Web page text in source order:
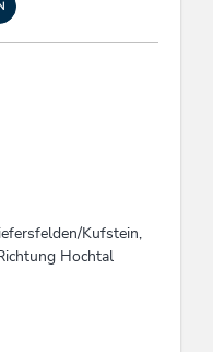
Kufstein,
Hochtal